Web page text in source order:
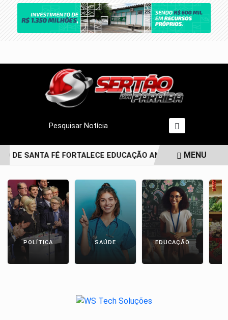
Pesquisar Notícia
DE SANTA FÉ FORTALECE EDUCAÇÃO ANTIRRACISTA
MENU
POLÍTICA SAÚDE EDUCAÇÃO